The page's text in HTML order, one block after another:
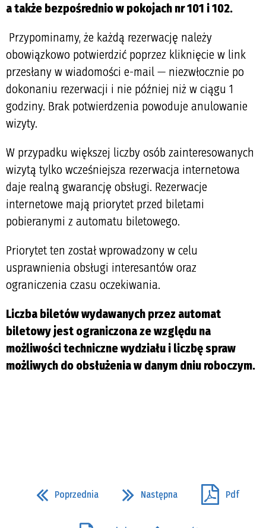
a także bezpośrednio w pokojach nr 101 i 102.
Przypominamy, że każdą rezerwację należy
obowiązkowo potwierdzić poprzez kliknięcie w link
przesłany w wiadomości e-mail — niezwłocznie po
dokonaniu rezerwacji i nie później niż w ciągu 1
godziny. Brak potwierdzenia powoduje anulowanie
wizyty.
W przypadku większej liczby osób zainteresowanych
wizytą tylko wcześniejsza rezerwacja internetowa
daje realną gwarancję obsługi. Rezerwacje
internetowe mają priorytet przed biletami
pobieranymi z automatu biletowego.
Priorytet ten został wprowadzony w celu
usprawnienia obsługi interesantów oraz
ograniczenia czasu oczekiwania.
Liczba biletów wydawanych przez automat
biletowy jest ograniczona ze względu na
możliwości techniczne wydziału i liczbę spraw
możliwych do obsłużenia w danym dniu roboczym.
Poprzednia Następna Pdf